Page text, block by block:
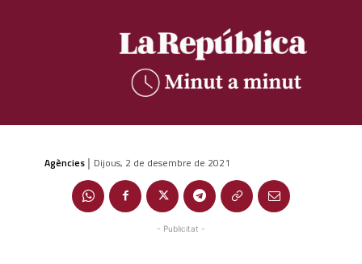
Agències | Dijous, 2 de desembre de 2021
- Publicitat -